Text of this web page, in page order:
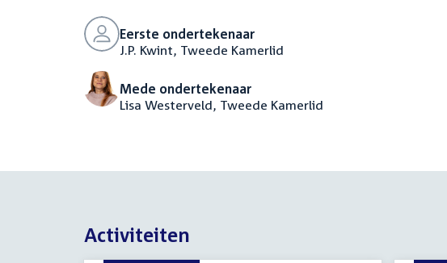
Eerste ondertekenaar
J.P. Kwint, Tweede Kamerlid
Mede ondertekenaar
Lisa Westerveld, Tweede Kamerlid
Activiteiten